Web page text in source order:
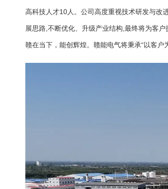
高科技人才10人。公司高度重视技术研发与改
展思路,不断优化、升级产业结构,最终将为客户
赣在当下，能创辉煌。赣能电气将秉承“以客